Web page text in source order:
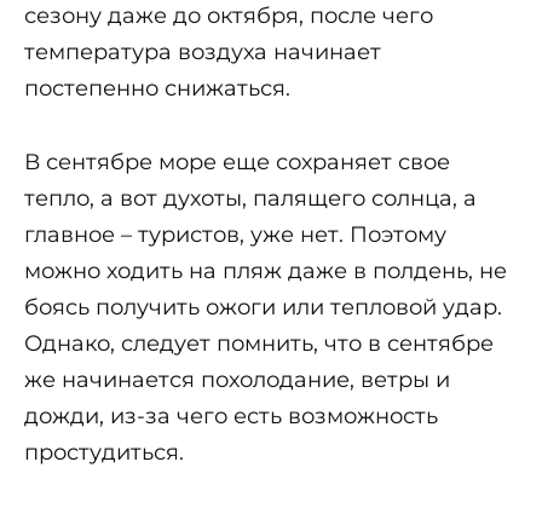
сезону даже до октября, после чего
температура воздуха начинает
постепенно снижаться.
В сентябре море еще сохраняет свое
тепло, а вот духоты, палящего солнца, а
главное – туристов, уже нет. Поэтому
можно ходить на пляж даже в полдень, не
боясь получить ожоги или тепловой удар.
Однако, следует помнить, что в сентябре
же начинается похолодание, ветры и
дожди, из-за чего есть возможность
простудиться.